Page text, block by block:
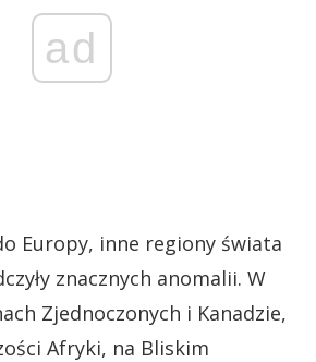
ad
Europy, inne regiony świata
znacznych anomalii. W
Zjednoczonych i Kanadzie,
Afryki, na Bliskim